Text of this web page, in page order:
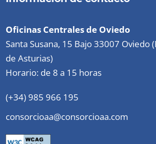
Oficinas Centrales de Oviedo
Santa Susana, 15 Bajo 33007 Oviedo
de Asturias)
Horario: de 8 a 15 horas
(+34) 985 966 195
consorcioaa@consorcioaa.com